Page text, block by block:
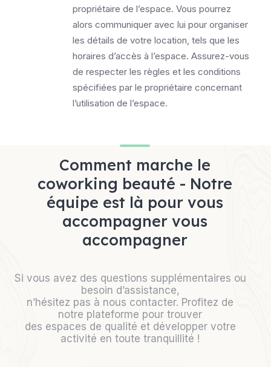
propriétaire de l’espace. Vous pourrez
alors communiquer avec lui pour organiser
les détails de votre location, tels que les
horaires d’accès à l’espace. Assurez-vous
de respecter les règles et les conditions
spécifiées par le propriétaire concernant
l’utilisation de l’espace.
Comment marche le
coworking beauté - Notre
équipe est là pour vous
accompagner vous
accompagner
Si vous avez des questions supplémentaires ou
besoin d’assistance,
n’hésitez pas à nous contacter. Profitez de
notre plateforme pour trouver
des espaces de qualité et développer votre
activité en toute tranquillité !